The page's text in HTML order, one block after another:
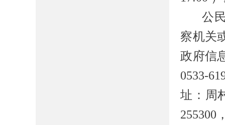
公
察机关
政府信
0533-
址：周
255300